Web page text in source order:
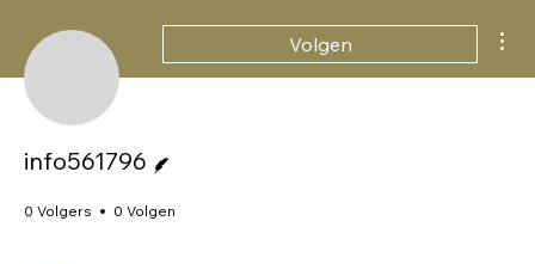
Volgen
info561796
0 Volgers 0 Volgen